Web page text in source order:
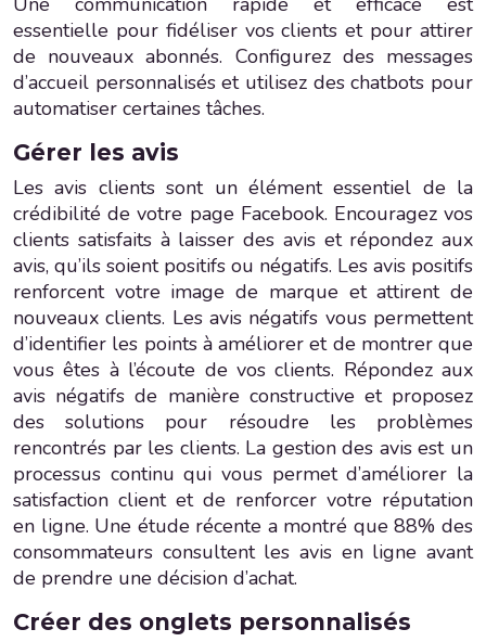
essentielle pour fidéliser vos clients et pour attirer
de nouveaux abonnés. Configurez des messages
d’accueil personnalisés et utilisez des chatbots pour
automatiser certaines tâches.
Gérer les avis
Les avis clients sont un élément essentiel de la
crédibilité de votre page Facebook. Encouragez vos
clients satisfaits à laisser des avis et répondez aux
avis, qu’ils soient positifs ou négatifs. Les avis positifs
renforcent votre image de marque et attirent de
nouveaux clients. Les avis négatifs vous permettent
d’identifier les points à améliorer et de montrer que
vous êtes à l’écoute de vos clients. Répondez aux
avis négatifs de manière constructive et proposez
des solutions pour résoudre les problèmes
rencontrés par les clients. La gestion des avis est un
processus continu qui vous permet d’améliorer la
satisfaction client et de renforcer votre réputation
en ligne. Une étude récente a montré que 88% des
consommateurs consultent les avis en ligne avant
de prendre une décision d’achat.
Créer des onglets personnalisés